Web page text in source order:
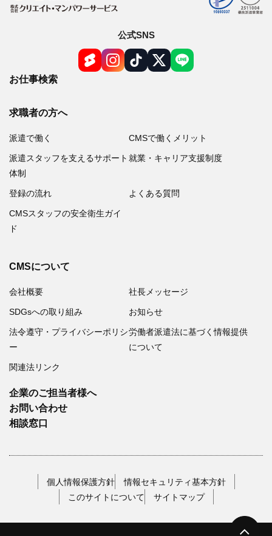
公式SNS
お仕事検索
求職者の方へ
派遣で働く CMSで働くメリット
派遣スタッフを支えるサポート
体制
就業・キャリア支援制度
登録の流れ よくある質問
CMSスタッフの安全衛生ガイ
ド
CMSについて
会社概要 社長メッセージ
SDGsへの取り組み お知らせ
法令遵守・プライバシーポリシ
ー
労働者派遣法に基づく情報提供
について
関連法リンク
企業のご担当者様へ
お問い合わせ
相談窓口
個人情報保護方針
情報セキュリティ基本方針
このサイトについて
サイトマップ